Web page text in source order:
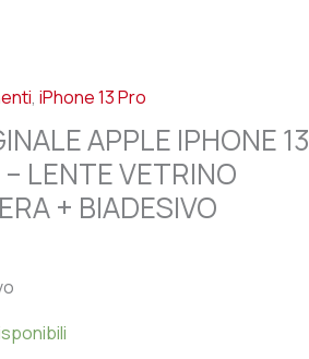
,iPhone 13 Pro
APPLE IPHONE 13
LENTE VETRINO
+ BIADESIVO